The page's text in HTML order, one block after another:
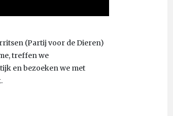
(Partij voor de Dieren)
treffen we
en bezoeken we met